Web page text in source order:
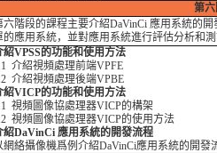
第
階段的課程主要介紹DaVinCi 應用系統的
的應用系統，並對應用系統進行評估分析和測
紹VPSS的功能和使用方法
介紹視頻處理前端VPFE
介紹視頻處理後端VPBE
紹VICP的功能和使用方法
視頻圖像協處理器VICP的構架
視頻圖像協處理器VICP的使用方法
紹DaVinCi 應用系統的開發流程
絡攝像機爲例介紹DaVinCi應用系統的開發